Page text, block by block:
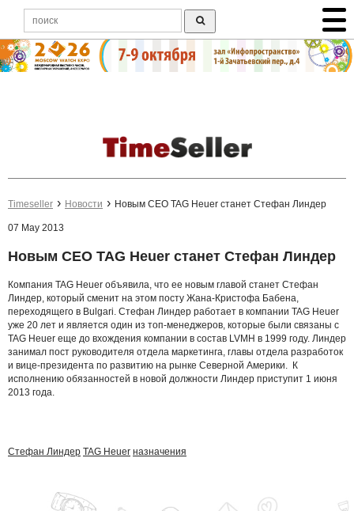
Timeseller Новости Новым CEO TAG Heuer станет Стефан Линдер
07 May 2013
Новым CEO TAG Heuer станет Стефан Линдер
Компания TAG Heuer объявила, что ее новым главой станет Стефан
Линдер, который сменит на этом посту Жана-Кристофа Бабена,
переходящего в Bulgari. Стефан Линдер работает в компании TAG Heuer
уже 20 лет и является один из топ-менеджеров, которые были связаны с
TAG Heuer еще до вхождения компании в состав LVMH в 1999 году. Линдер
занимал пост руководителя отдела маркетинга, главы отдела разработок
и вице-президента по развитию на рынке Северной Америки. К
исполнению обязанностей в новой должности Линдер приступит 1 июня
2013 года.
Стефан Линдер TAG Heuer назначения